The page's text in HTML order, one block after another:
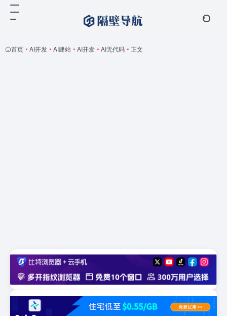
首页 • AI开发 • AI建站 • AI开发 • AI无代码 • 正文